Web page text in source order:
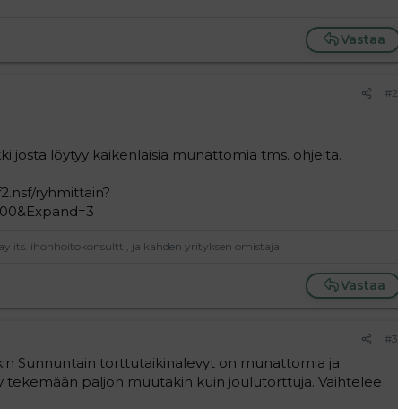
Vastaa
#2
josta löytyy kaikenlaisia munattomia tms. ohjeita.
ryhmittain?
its. ihonhoitokonsultti, ja kahden yrityksen omistaja
Vastaa
#3
Sunnuntain torttutaikinalevyt on munattomia ja
tekemään paljon muutakin kuin joulutorttuja. Vaihtelee